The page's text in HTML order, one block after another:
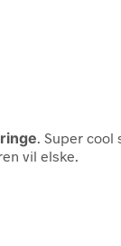
. Super
vil elske.